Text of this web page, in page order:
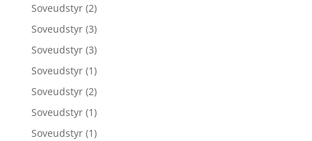
Soveudstyr (2)
Soveudstyr (3)
Soveudstyr (3)
Soveudstyr (1)
Soveudstyr (2)
Soveudstyr (1)
Soveudstyr (1)